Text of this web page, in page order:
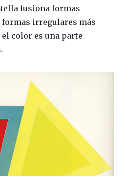
fusiona formas
irregulares más
color es una parte